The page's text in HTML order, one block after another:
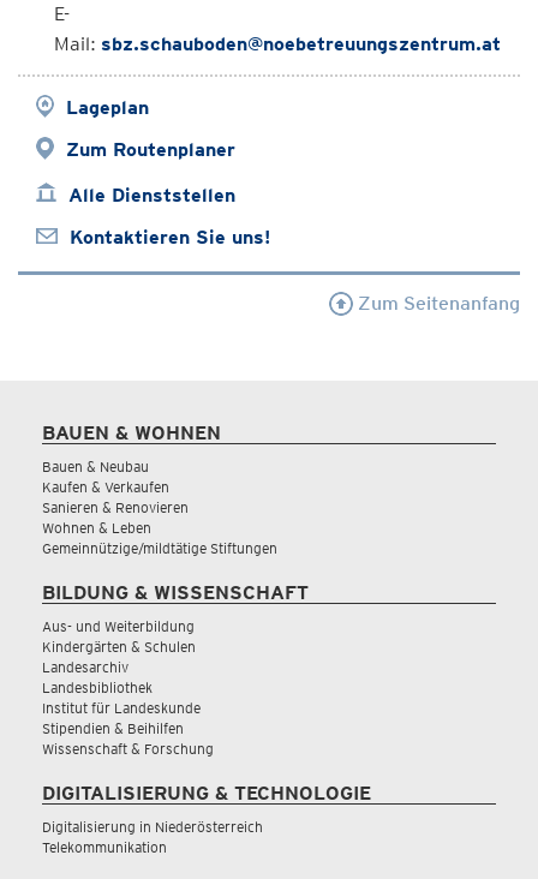
E-
Mail: sbz.schauboden@noebetreuungszentrum.at
Lageplan
Zum Routenplaner
Alle Dienststellen
Kontaktieren Sie uns!
Zum Seitenanfang
BAUEN & WOHNEN
Bauen & Neubau
Kaufen & Verkaufen
Sanieren & Renovieren
Wohnen & Leben
Gemeinnützige/mildtätige Stiftungen
BILDUNG & WISSENSCHAFT
Aus- und Weiterbildung
Kindergärten & Schulen
Landesarchiv
Landesbibliothek
Institut für Landeskunde
Stipendien & Beihilfen
Wissenschaft & Forschung
DIGITALISIERUNG & TECHNOLOGIE
Digitalisierung in Niederösterreich
Telekommunikation